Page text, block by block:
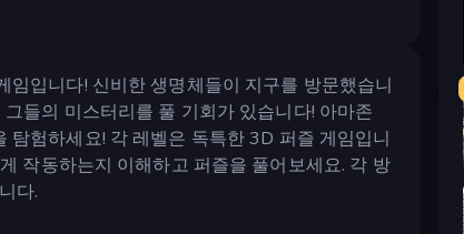
입니다! 신비한 생명체들이 지구를 방문했습니
들의 미스터리를 풀 기회가 있습니다! 아마존
험하세요! 각 레벨은 독특한 3D 퍼즐 게임입니
작동하는지 이해하고 퍼즐을 풀어보세요. 각 방
다.